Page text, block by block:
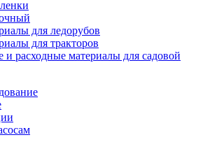
для ледорубов
для тракторов
расходные материалы для садовой